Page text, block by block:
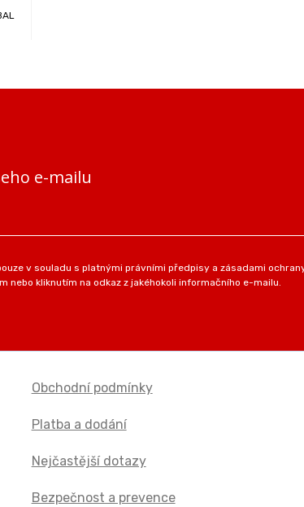
e-mailu
v souladu s platnými právními předpisy a zásadami
kliknutím na odkaz z jakéhokoli informačního e-mailu.
Obchodní podmínky
Platba a dodání
Nejčastější dotazy
Bezpečnost a prevence